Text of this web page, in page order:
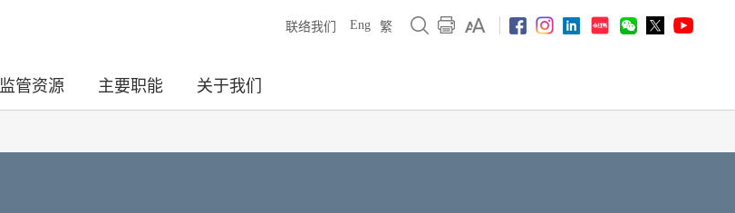
联络我们 Eng 繁
监管资源 主要职能 关于我们